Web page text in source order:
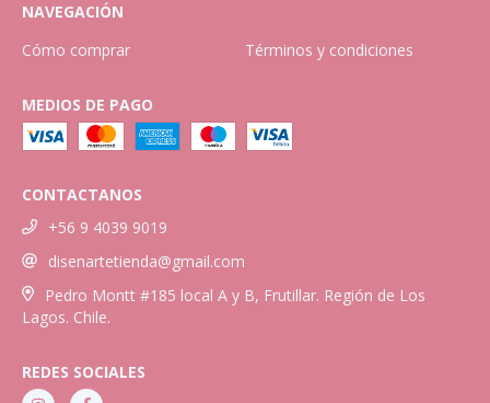
NAVEGACIÓN
Cómo comprar
Términos y condiciones
MEDIOS DE PAGO
CONTACTANOS
+56 9 4039 9019
disenartetienda@gmail.com
Pedro Montt #185 local A y B, Frutillar. Región de Los
Lagos. Chile.
REDES SOCIALES